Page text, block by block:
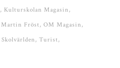
Kulturskolan Magasin
Martin Fröst OM Magasin
Skolvärlden Turist